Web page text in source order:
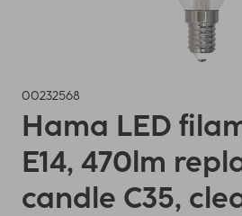
00232568
Hama LED
E14, 470lm
candle C35,